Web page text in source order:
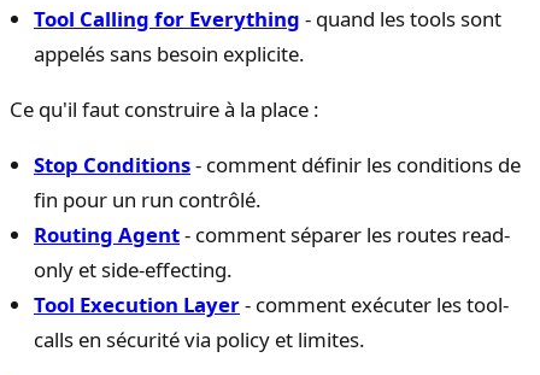
Tool Calling for Everything - quand les tools sont
appelés sans besoin explicite.
Ce qu'il faut construire à la place :
Stop Conditions- comment définir les conditions de
fin pour un run contrôlé.
Routing Agent- comment séparer les routes read-
only et side-effecting.
Tool Execution Layer- comment exécuter les tool-
calls en sécurité via policy et limites.